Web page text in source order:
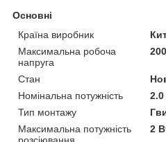
Основні
Країна виробник
Максимальна робоча
напруга
Стан
Номінальна потужність
2.0
Тип монтажу
Максимальна потужність
розсіювання
2